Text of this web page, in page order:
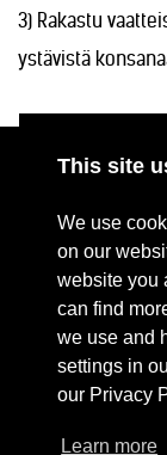
This site
We use
on our
website you
can find
we use and
settings in
our Privacy
Learn more
3) Rakastu
ystävistä
CONTACT
PRESS
PRIVACY